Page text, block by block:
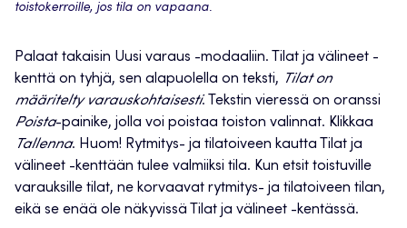
toistokerroille, jos tila on vapaana.
Palaat takaisin Uusi varaus -modaaliin. Tilat ja välineet -
kenttä on tyhjä, sen alapuolella on teksti, Tilat on
määritelty varauskohtaisesti. Tekstin vieressä on oranssi
Poista-painike, jolla voi poistaa toiston valinnat. Klikkaa
Tallenna. Huom! Rytmitys- ja tilatoiveen kautta Tilat ja
välineet -kenttään tulee valmiiksi tila. Kun etsit toistuville
varauksille tilat, ne korvaavat rytmitys- ja tilatoiveen tilan,
eikä se enää ole näkyvissä Tilat ja välineet -kentässä.